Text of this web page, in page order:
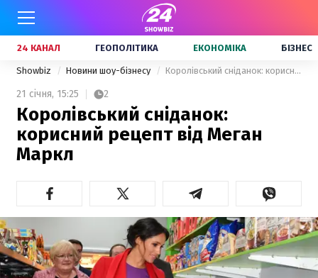
24 КАНАЛ ГЕОПОЛІТИКА ЕКОНОМІКА БІЗНЕС
Showbiz Новини шоу-бізнесу Королівський сніданок: корисний рецепт від Меган Маркл
21 січня, 15:25 2
Королівський сніданок:
корисний рецепт від Меган
Маркл